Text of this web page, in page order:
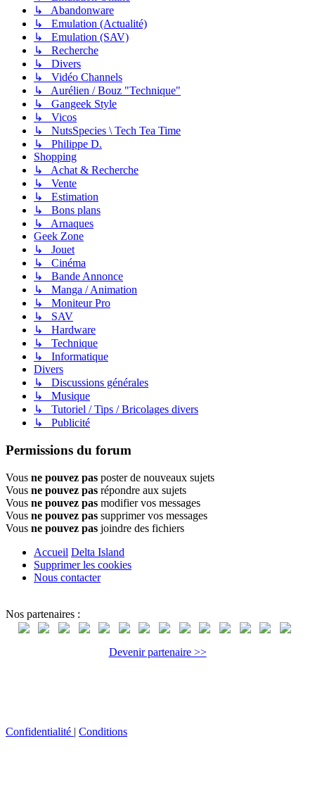
↳ Abandonware
↳ Emulation (Actualité)
↳ Emulation (SAV)
↳ Recherche
↳ Divers
↳ Vidéo Channels
↳ Aurélien / Bouz "Technique"
↳ Gangeek Style
↳ Vicos
↳ NutsSpecies \ Tech Tea Time
↳ Philippe D.
Shopping
↳ Achat & Recherche
↳ Vente
↳ Estimation
↳ Bons plans
↳ Arnaques
Geek Zone
↳ Jouet
↳ Cinéma
↳ Bande Annonce
↳ Manga / Animation
↳ Moniteur Pro
↳ SAV
↳ Hardware
↳ Technique
↳ Informatique
Divers
↳ Discussions générales
↳ Musique
↳ Tutoriel / Tips / Bricolages divers
↳ Publicité
Permissions du forum
Vous ne pouvez pas poster de nouveaux sujets
Vous ne pouvez pas répondre aux sujets
Vous ne pouvez pas modifier vos messages
Vous ne pouvez pas supprimer vos messages
Vous ne pouvez pas joindre des fichiers
Accueil Delta Island
Supprimer les cookies
Nous contacter
Nos partenaires :
Devenir partenaire >>
Confidentialité Conditions